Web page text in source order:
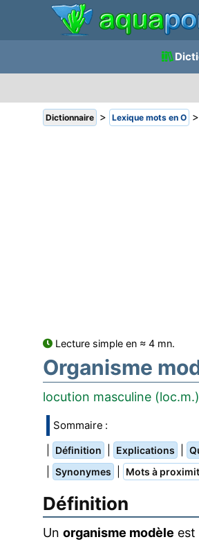
Dictionnaire > Lexique mots en O >
Lecture simple en ≈ 4 mn.
Organisme
locution masculine (loc.m.)
Sommaire :
Définition Explications
Synonymes Mots à
Définition
Un organisme modèle est